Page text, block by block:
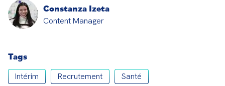
Constanza Izeta
Content Manager
Tags
Intérim Recrutement Santé